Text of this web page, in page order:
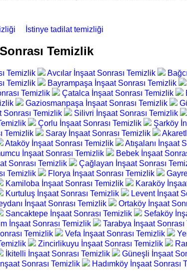
İstinye tadilat temizliği
Temizlik
Temizlik Avcılar İnşaat Sonrası Temizlik
Temizlik
Bayrampaşa İnşaat Sonrası Temizlik
Temizlik
Çatalca İnşaat Sonrası Temizlik
Gaziosmanpaşa İnşaat Sonrası Temizlik
Sonrası Temizlik Silivri İnşaat Sonrası Temizlik
Çorlu İnşaat Sonrası Temizlik Şarköy
Temizlik
Saray İnşaat Sonrası Temizlik
Ataköy İnşaat Sonrası Temizlik Atışalanı İnşaat
İnşaat Sonrası Temizlik Bebek İnşaat
Sonrası Temizlik Çağlayan İnşaat Sonrası
Temizlik
Florya İnşaat Sonrası Temizlik
Kamiloba İnşaat Sonrası Temizlik Karaköy
Kurtuluş İnşaat Sonrası Temizlik Levent İnşaat
İnşaat Sonrası Temizlik Ortaköy İnşaat
Sancaktepe İnşaat Sonrası Temizlik Sefaköy
İnşaat Sonrası Temizlik Tarabya İnşaat
Temizlik Vefa İnşaat Sonrası Temizlik
Zincirlikuyu İnşaat Sonrası Temizlik
İkitelli İnşaat Sonrası Temizlik Güneşli İnşaat
Sonrası Temizlik Hadımköy İnşaat Sonrası